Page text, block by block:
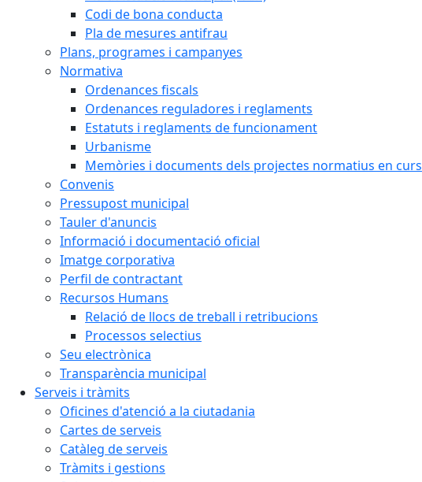
Codi de bona conducta
Pla de mesures antifrau
Plans, programes i campanyes
Normativa
Ordenances fiscals
Ordenances reguladores i reglaments
Estatuts i reglaments de funcionament
Urbanisme
Memòries i documents dels projectes normatius en curs
Convenis
Pressupost municipal
Tauler d'anuncis
Informació i documentació oficial
Imatge corporativa
Perfil de contractant
Recursos Humans
Relació de llocs de treball i retribucions
Processos selectius
Seu electrònica
Transparència municipal
Serveis i tràmits
Oficines d'atenció a la ciutadania
Cartes de serveis
Catàleg de serveis
Tràmits i gestions